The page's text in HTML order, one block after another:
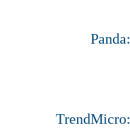
Panda:
TrendMicro: